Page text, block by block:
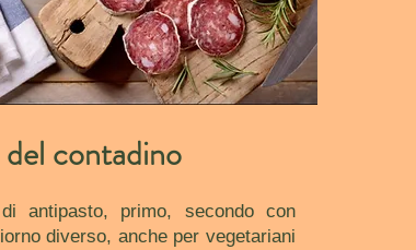
contadino
antipasto, primo, secondo con
diverso, anche per vegetariani